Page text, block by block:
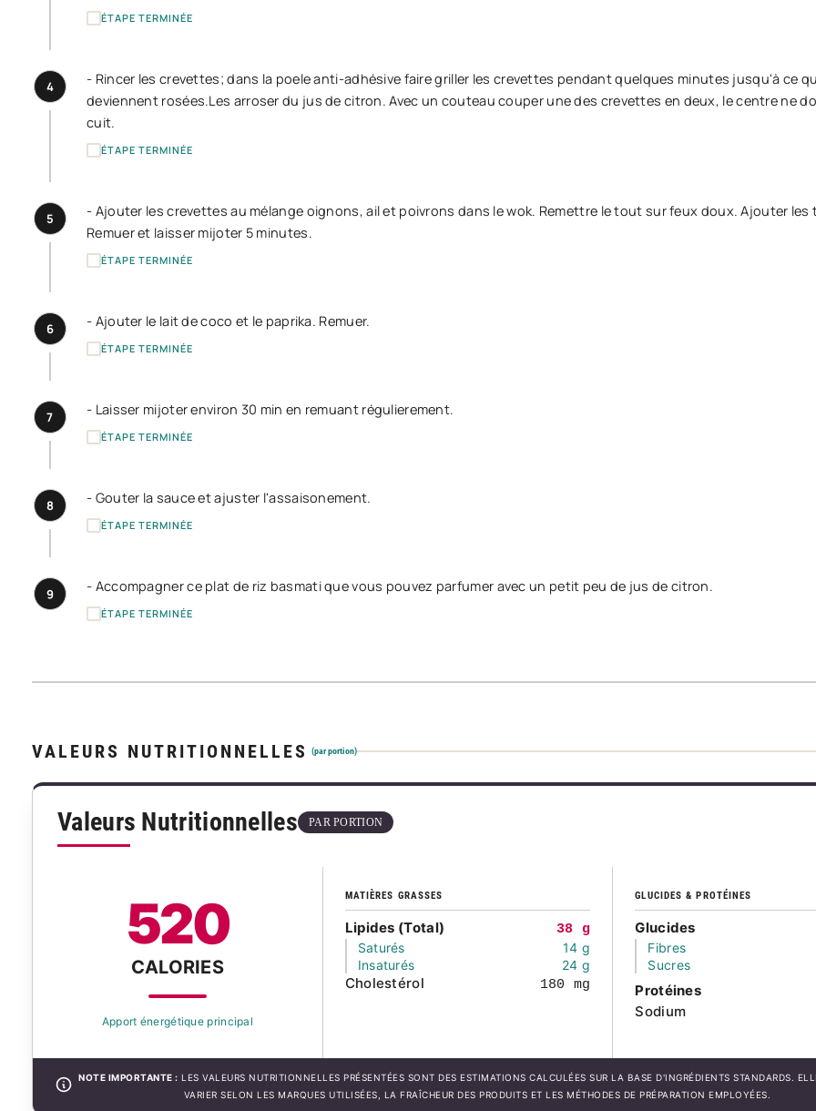
ÉTAPE TERMINÉE
4
- Rincer les crevettes; dans la poele anti-adhésive faire griller les crevettes pendant quelques minutes jusqu'à ce
deviennent rosées.Les arroser du jus de citron. Avec un couteau couper une des crevettes en deux, le centre ne
cuit.
ÉTAPE TERMINÉE
5
- Ajouter les crevettes au mélange oignons, ail et poivrons dans le wok. Remettre le tout sur feux doux. Ajouter les
Remuer et laisser mijoter 5 minutes.
ÉTAPE TERMINÉE
6 - Ajouter le lait de coco et le paprika. Remuer.
ÉTAPE TERMINÉE
7 - Laisser mijoter environ 30 min en remuant régulierement.
ÉTAPE TERMINÉE
8 - Gouter la sauce et ajuster l'assaisonement.
ÉTAPE TERMINÉE
9 - Accompagner ce plat de riz basmati que vous pouvez parfumer avec un petit peu de jus de citron.
ÉTAPE TERMINÉE
VALEURS NUTRITIONNELLES (par portion)
Valeurs Nutritionnelles PAR PORTION
520
CALORIES
Apport énergétique principal
MATIÈRES GRASSES
Lipides (Total)
38 g
Saturés
14 g
Insaturés
24 g
Cholestérol 180 mg
GLUCIDES & PROTÉINES
Glucides
Fibres
Sucres
Protéines
Sodium
NOTE IMPORTANTE : LES VALEURS NUTRITIONNELLES PRÉSENTÉES SONT DES ESTIMATIONS CALCULÉES SUR LA BASE D'INGRÉDIENTS STANDARDS.
VARIER SELON LES MARQUES UTILISÉES, LA FRAÎCHEUR DES PRODUITS ET LES MÉTHODES DE PRÉPARATION EMPLOYÉES.